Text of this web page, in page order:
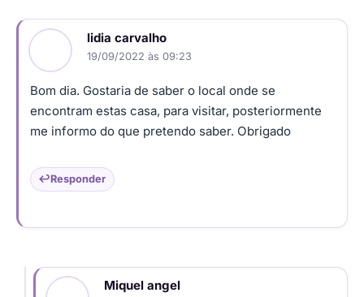
lidia carvalho
19/09/2022 às 09:23
Bom dia. Gostaria de saber o local onde se
encontram estas casa, para visitar, posteriormente
me informo do que pretendo saber. Obrigado
Responder
Miquel angel